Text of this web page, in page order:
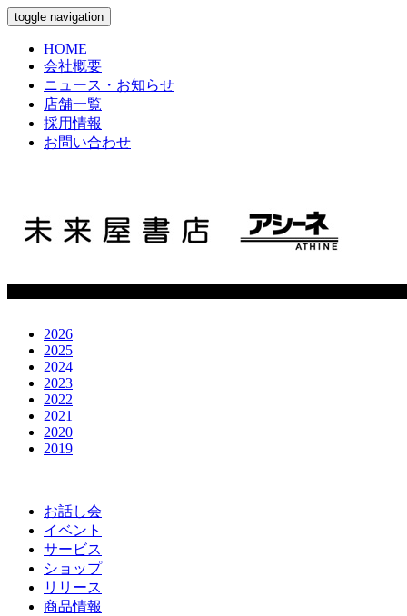
toggle navigation
HOME
会社概要
ニュース・お知らせ
店舗一覧
採用情報
お問い合わせ
2026
2025
2024
2023
2022
2021
2020
2019
お話し会
イベント
サービス
ショップ
リリース
商品情報